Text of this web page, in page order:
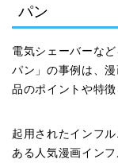
パン
電気シェーバーな
パン」の事例は、
品のポイントや特徴
起用されたインフ
ある人気漫画イン